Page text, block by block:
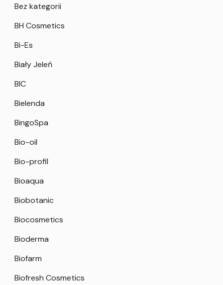
Bez kategorii
BH Cosmetics
Bi-Es
Biały Jeleń
BIC
Bielenda
BingoSpa
Bio-oil
Bio-profil
Bioaqua
Biobotanic
Biocosmetics
Bioderma
Biofarm
Biofresh Cosmetics